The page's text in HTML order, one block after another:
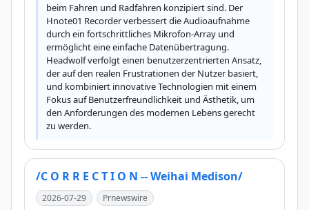
beim Fahren und Radfahren konzipiert sind. Der
Hnote01 Recorder verbessert die Audioaufnahme
durch ein fortschrittliches Mikrofon-Array und
ermöglicht eine einfache Datenübertragung.
Headwolf verfolgt einen benutzerzentrierten Ansatz,
der auf den realen Frustrationen der Nutzer basiert,
und kombiniert innovative Technologien mit einem
Fokus auf Benutzerfreundlichkeit und Ästhetik, um
den Anforderungen des modernen Lebens gerecht
zu werden.
/C O R R E C T I O N -- Weihai Medison/
2026-07-29 Prnewswire